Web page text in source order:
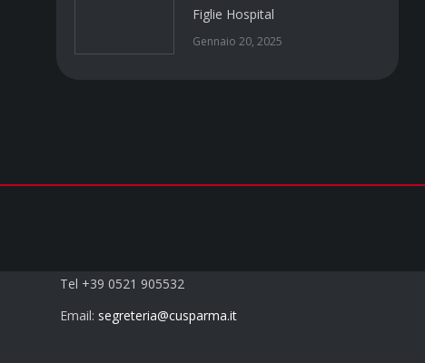
Figlie Hospital
Gennaio 20, 2025
Tel +39 0521 905532
Email: segreteria@cusparma.it